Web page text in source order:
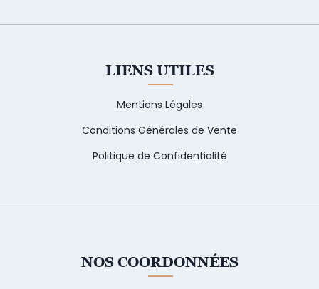
LIENS UTILES
Mentions Légales
Conditions Générales de Vente
Politique de Confidentialité
NOS COORDONNÉES